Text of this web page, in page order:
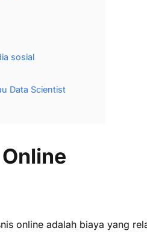
sosial
Data Scientist
online adalah biaya yang